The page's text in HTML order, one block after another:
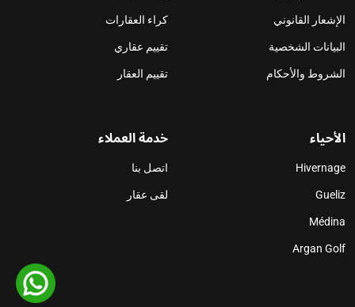
الإشعار القانوني
البيانات الشخصية
الشروط والأحكام
كراء العقارات
تقييم عقاري
تقييم العقار
الأحياء
Hivernage
Gueliz
Médina
Argan Golf
خدمة العملاء
اتصل بنا
لقى عقار